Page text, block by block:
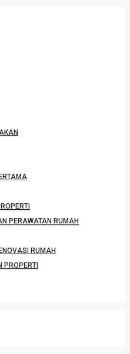
PERAWATAN RUMAH
RUMAH
PROPERTI